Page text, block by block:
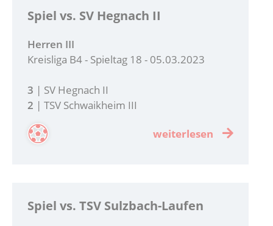
Spiel vs. SV Hegnach II
Herren III
Kreisliga B4 - Spieltag 18 - 05.03.2023
3 | SV Hegnach II
2 | TSV Schwaikheim III
weiterlesen
Spiel vs. TSV Sulzbach-Laufen